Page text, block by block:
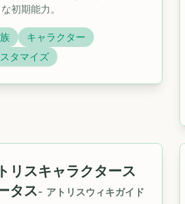
初期能力。
キャラクター
タマイズ
リスキャラクタース
タス- アトリスウィキガイド